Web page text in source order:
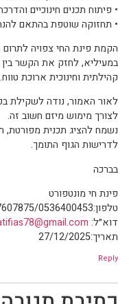
• פיתוח תכנים חינוכיים
• תחזוקה שוטפת בהתאם
הקמת פינת החי צפויה
במעיליא, לחזק את הקשר
קהילתית וחינוכית ארוכת טווח.
לאור האמור, נודה לשקילת
לצורך מימוש מיזם חשוב זה.
נשמח להציג תכנית
לדרישות הגוף התומך.
בברכה
פינת חי מונטפורט
טלפון:0547607875/0536400453
דוא״ל:
תאריך:27/12/2025
Reply